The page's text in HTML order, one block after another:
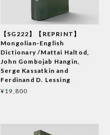
【SG222】【REPRINT】
Mongolian-English
Dictionary /Mattai Haltod,
John Gombojab Hangin,
Serge Kassatkin and
Ferdinand D. Lessing
¥19,800